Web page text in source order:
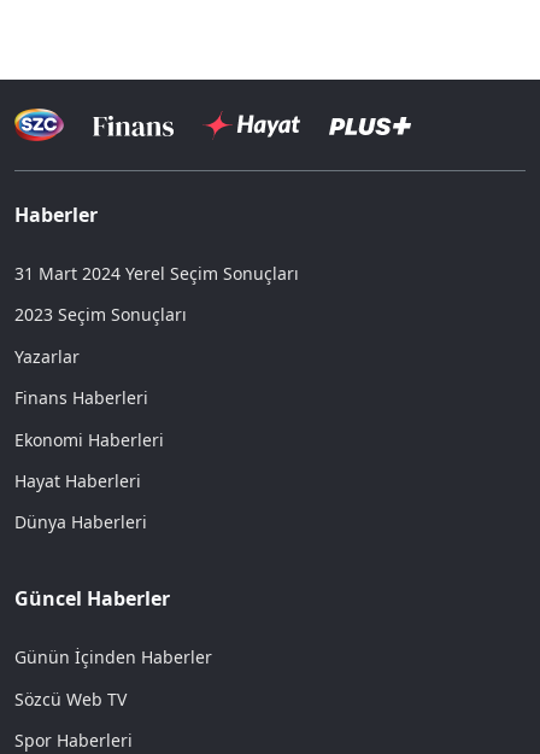
Haberler
31 Mart 2024 Yerel Seçim Sonuçları
2023 Seçim Sonuçları
Yazarlar
Finans Haberleri
Ekonomi Haberleri
Hayat Haberleri
Dünya Haberleri
Güncel Haberler
Günün İçinden Haberler
Sözcü Web TV
Spor Haberleri